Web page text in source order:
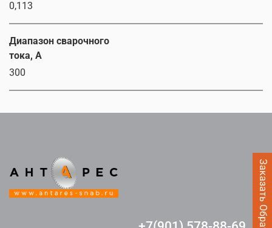
0,113
Диапазон сварочного
тока, А
300